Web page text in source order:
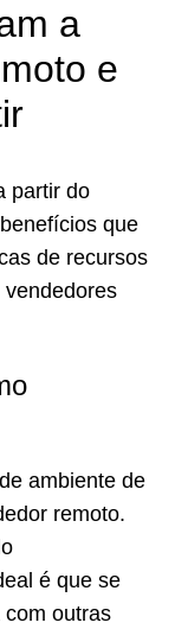
a
e
partir do
que
de recursos
ambiente de
remoto.
é que se
com outras